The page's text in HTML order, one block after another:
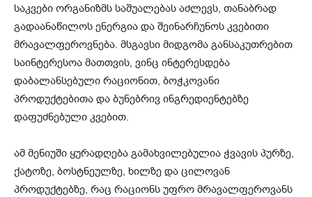
საკვები ორგანიზმს საშუალებას აძლევს, თანაბრად
გადაანაწილოს ენერგია და შეინარჩუნოს კვებითი
მრავალფეროვნება. მსგავსი მიდგომა განსაკუთრებით
საინტერესოა მათთვის, ვინც ინტერესდება
დაბალანსებული რაციონით, ბოჭკოვანი
პროდუქტებითა და ბუნებრივ ინგრედიენტებზე
დაფუძნებული კვებით.
ამ მენიუში ყურადღება გამახვილებულია ჭვავის პურზე,
ქატოზე, ბოსტნეულზე, ხილზე და ცილოვან
პროდუქტებზე, რაც რაციონს უფრო მრავალფეროვანს